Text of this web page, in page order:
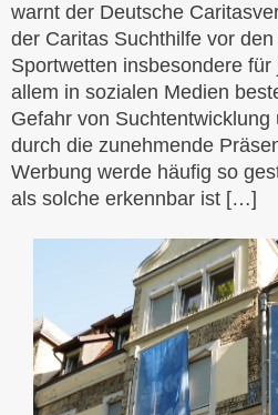
warnt der Deutsche
der Caritas Suchthilfe vor
Sportwetten insbesondere
allem in sozialen Medien
Gefahr von Suchtentwicklung
durch die zunehmende
Werbung werde häufig so
als solche erkennbar ist […]